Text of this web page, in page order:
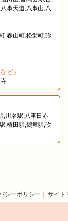
事天道,八事山,八
,春山町,松栄町,弥
ど）
寺
,川名駅,八事日赤
,植田駅,鶴舞駅,吹
シーポリシー ｜ サイト